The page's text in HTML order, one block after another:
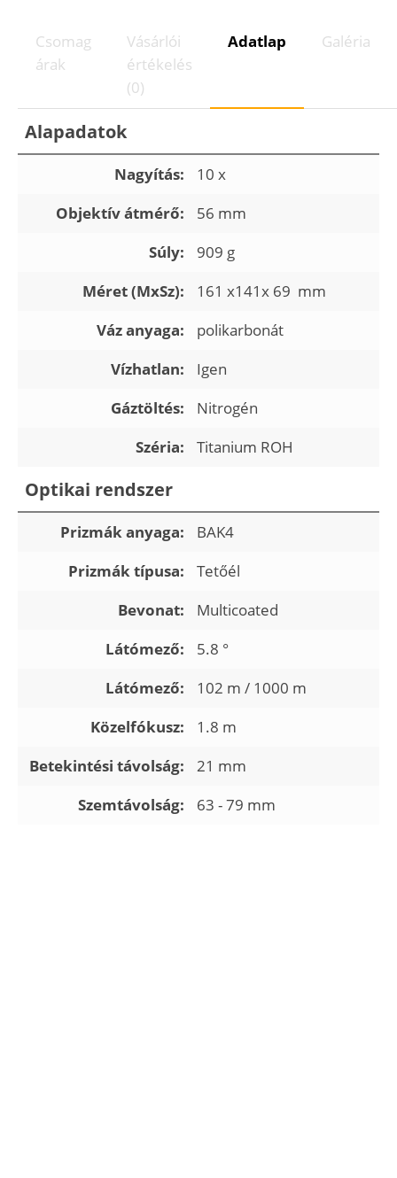
Csomag
árak
Vásárlói
értékelés
(0)
Adatlap Galéria
Alapadatok
Nagyítás:
10 x
Objektív átmérő:
56 mm
Súly:
909 g
Méret (MxSz):
161 x141x 69 mm
Váz anyaga:
polikarbonát
Vízhatlan:
Igen
Gáztöltés:
Nitrogén
Széria:
Titanium ROH
Optikai rendszer
Prizmák anyaga:
BAK4
Prizmák típusa:
Tetőél
Bevonat:
Multicoated
Látómező:
5.8 °
Látómező:
102 m / 1000 m
Közelfókusz:
1.8 m
Betekintési távolság:
21 mm
Szemtávolság:
63 - 79 mm